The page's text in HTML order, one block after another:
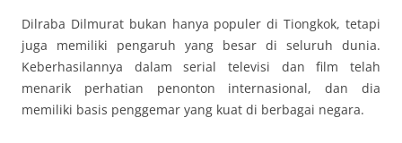
Dilraba Dilmurat bukan hanya populer di Tiongkok, tetapi
juga memiliki pengaruh yang besar di seluruh dunia.
Keberhasilannya dalam serial televisi dan film telah
menarik perhatian penonton internasional, dan dia
memiliki basis penggemar yang kuat di berbagai negara.